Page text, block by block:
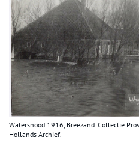
Watersnood 1916, Breezand. Collectie
Hollands Archief.